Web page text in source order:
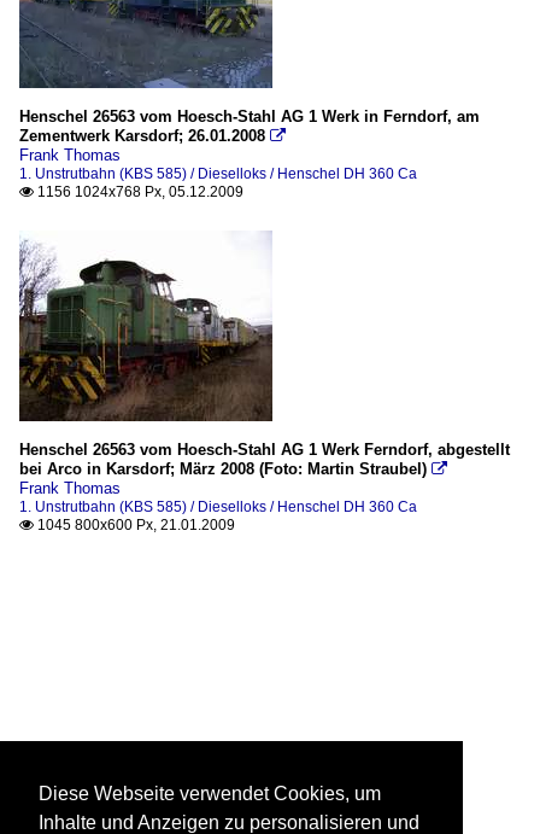
Henschel 26563 vom Hoesch-Stahl AG 1 Werk in Ferndorf, am
Zementwerk Karsdorf; 26.01.2008 
Frank Thomas
1. Unstrutbahn (KBS 585) / Dieselloks / Henschel DH 360 Ca
 1156 1024x768 Px, 05.12.2009
Henschel 26563 vom Hoesch-Stahl AG 1 Werk Ferndorf, abgestellt
bei Arco in Karsdorf; März 2008 (Foto: Martin Straubel) 
Frank Thomas
1. Unstrutbahn (KBS 585) / Dieselloks / Henschel DH 360 Ca
 1045 800x600 Px, 21.01.2009
Diese Webseite verwendet Cookies, um
Inhalte und Anzeigen zu personalisieren und